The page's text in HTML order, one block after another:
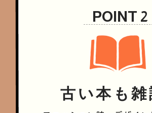
POINT 2
古い本も雑